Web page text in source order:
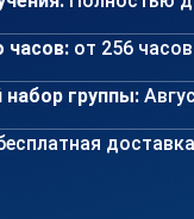
часов: от 256
группы: